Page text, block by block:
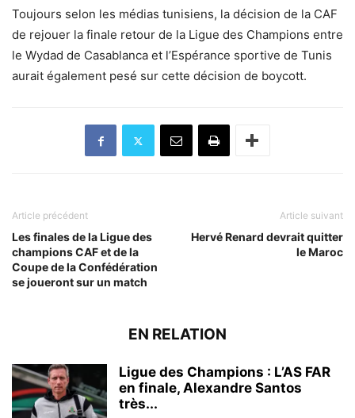
Toujours selon les médias tunisiens, la décision de la CAF
de rejouer la finale retour de la Ligue des Champions entre
le Wydad de Casablanca et l’Espérance sportive de Tunis
aurait également pesé sur cette décision de boycott.
Article précédent
Les finales de la Ligue des
champions CAF et de la
Coupe de la Confédération
se joueront sur un match
Article suivant
Hervé Renard devrait quitter
le Maroc
EN RELATION
Ligue des Champions : L’AS FAR
en finale, Alexandre Santos
très...